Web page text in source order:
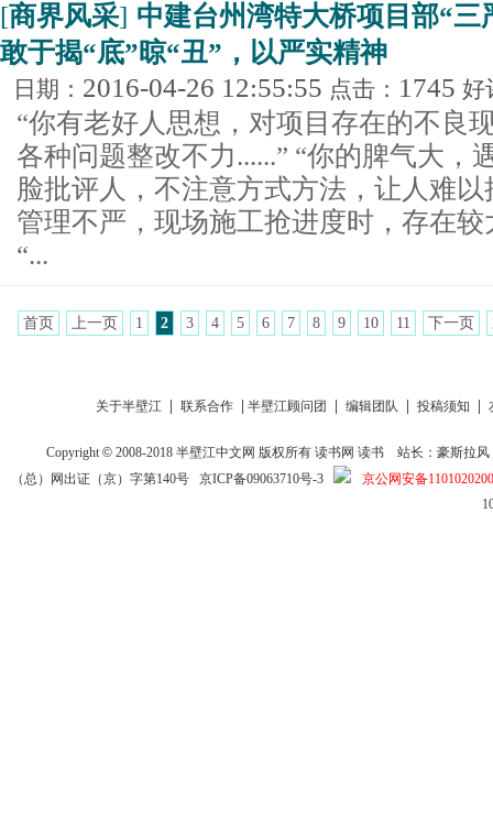
[商界风采] 中建台州湾特大桥项目部“
敢于揭“底”晾“丑”，以严实精神
日期： 2016-04-26 12:55:55 点击： 1745 好
“你有老好人思想，对项目存在的不良
各种问题整改不力......” “你的脾气大，
脸批评人，不注意方式方法，让人难以
管理不严，现场施工抢进度时，存在较
“...
首页 上一页 1 2 3 4 5 6 7 8 9 10 11 下一页
关于半壁江 联系合作 半壁江顾问团 编辑团队 投稿须知
Copyright © 2008-2018半壁江中文网 版权所有读书网 读书
站长：豪斯拉风
（总）网出证（京）字第140号 京ICP备09063710号-3
京公网安备